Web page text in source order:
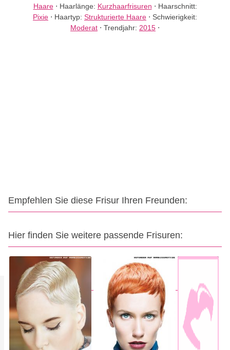
Haare⋅ Haarlänge: Kurzhaarfrisuren ⋅ Haarschnitt:
Pixie ⋅ Haartyp: Strukturierte Haare ⋅ Schwierigkeit:
Moderat ⋅ Trendjahr: 2015 ⋅
Empfehlen Sie diese Frisur Ihren Freunden:
Hier finden Sie weitere passende Frisuren: